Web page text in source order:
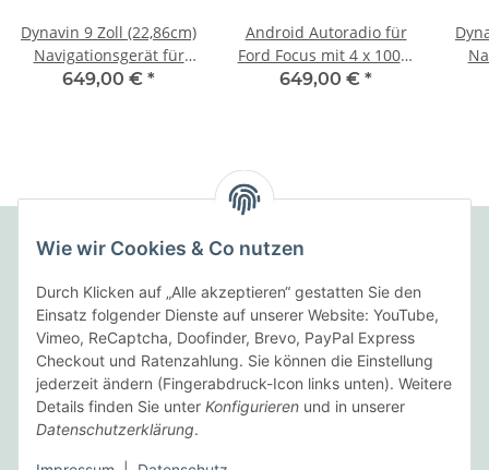
Dynavin 9 Zoll (22,86cm)
Navigationsgerät für
Ford Focus 2004-2010
649,00 € *
Android Autoradio für
Ford Focus mit 4 x 100W
Class-D Verstärker, 9 Zoll
649,00 € *
Folgende Zahlungsarten bieten wir an:
Wir versenden mit:
Wie wir Cookies & Co nutzen
Durch Klicken auf „Alle akzeptieren“ gestatten Sie den
Einsatz folgender Dienste auf unserer Website: YouTube,
Vimeo, ReCaptcha, Doofinder, Brevo, PayPal Express
Checkout und Ratenzahlung. Sie können die Einstellung
jederzeit ändern (Fingerabdruck-Icon links unten). Weitere
Details finden Sie unter Konfigurieren und in unserer
Datenschutzerklärung.